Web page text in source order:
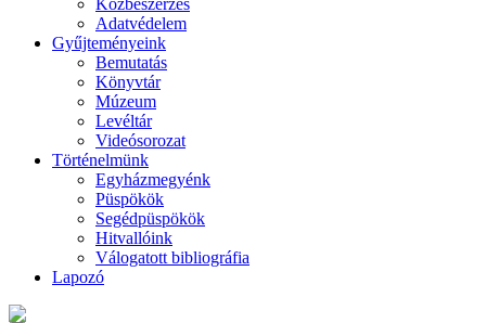
Közbeszerzés
Adatvédelem
Gyűjteményeink
Bemutatás
Könyvtár
Múzeum
Levéltár
Videósorozat
Történelmünk
Egyházmegyénk
Püspökök
Segédpüspökök
Hitvallóink
Válogatott bibliográfia
Lapozó